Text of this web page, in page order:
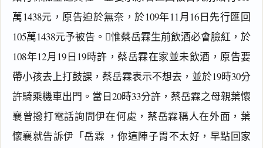
萬1438元，原告迫於無奈，於109年11月16日先行匯回
105萬1438元予被告。惟蔡岳霖生前飲酒必會臉紅，於
108年12月19日19時許，蔡岳霖在家並未飲酒，原告要
帶小孩去上打鼓課，蔡岳霖表示不想去，並於19時30分
許騎乘機車出門。當日20時33分許，蔡岳霖之母親葉懷
襄曾撥打電話詢問伊在何處，蔡岳霖稱人在外面，葉
懷襄就告訴伊「岳霖 ，你這陣子胃不太好，早點回家